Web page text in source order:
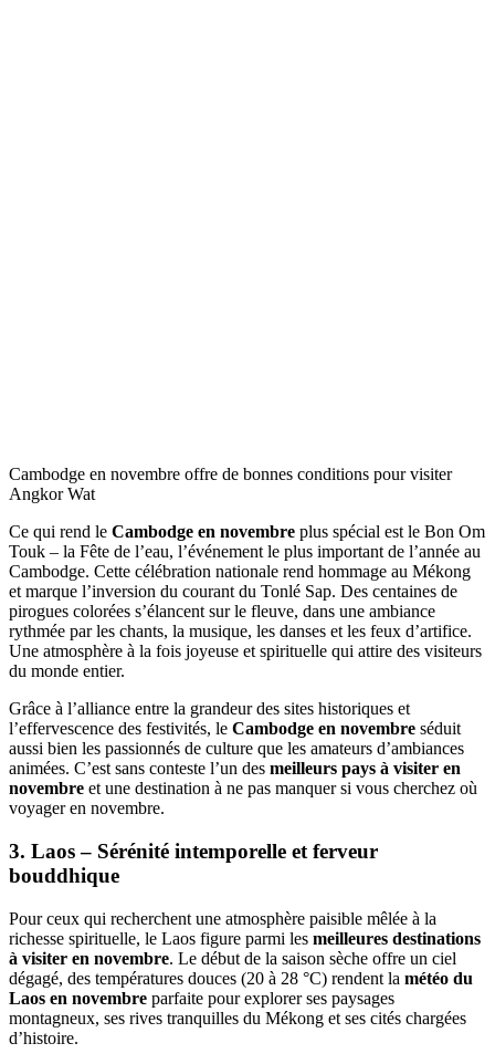
Cambodge en novembre offre de bonnes conditions pour visiter
Angkor Wat
Ce qui rend le Cambodge en novembre plus spécial est le Bon Om
Touk – la Fête de l’eau, l’événement le plus important de l’année au
Cambodge. Cette célébration nationale rend hommage au Mékong
et marque l’inversion du courant du Tonlé Sap. Des centaines de
pirogues colorées s’élancent sur le fleuve, dans une ambiance
rythmée par les chants, la musique, les danses et les feux d’artifice.
Une atmosphère à la fois joyeuse et spirituelle qui attire des visiteurs
du monde entier.
Grâce à l’alliance entre la grandeur des sites historiques et
l’effervescence des festivités, le Cambodge en novembre séduit
aussi bien les passionnés de culture que les amateurs d’ambiances
animées. C’est sans conteste l’un des meilleurs pays à visiter en
novembre et une destination à ne pas manquer si vous cherchez où
voyager en novembre.
3. Laos – Sérénité intemporelle et ferveur
bouddhique
Pour ceux qui recherchent une atmosphère paisible mêlée à la
richesse spirituelle, le Laos figure parmi les meilleures destinations
à visiter en novembre. Le début de la saison sèche offre un ciel
dégagé, des températures douces (20 à 28 °C) rendent la météo du
Laos en novembre parfaite pour explorer ses paysages
montagneux, ses rives tranquilles du Mékong et ses cités chargées
d’histoire.